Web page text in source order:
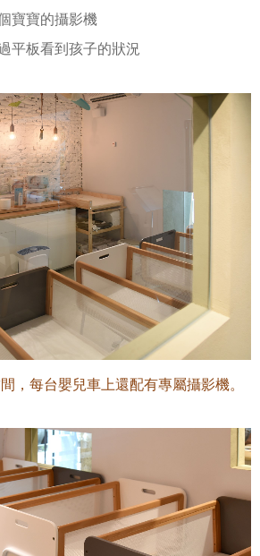
寶寶的攝影機
平板看到孩子的狀況
，每台嬰兒車上還配有專屬攝影機。